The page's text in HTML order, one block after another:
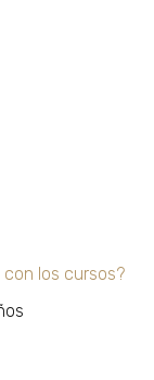
los cursos?